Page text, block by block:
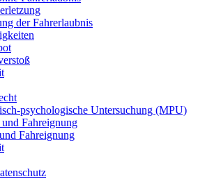
der Fahrerlaubnis
psychologische Untersuchung (MPU)
Fahreignung
Fahreignung